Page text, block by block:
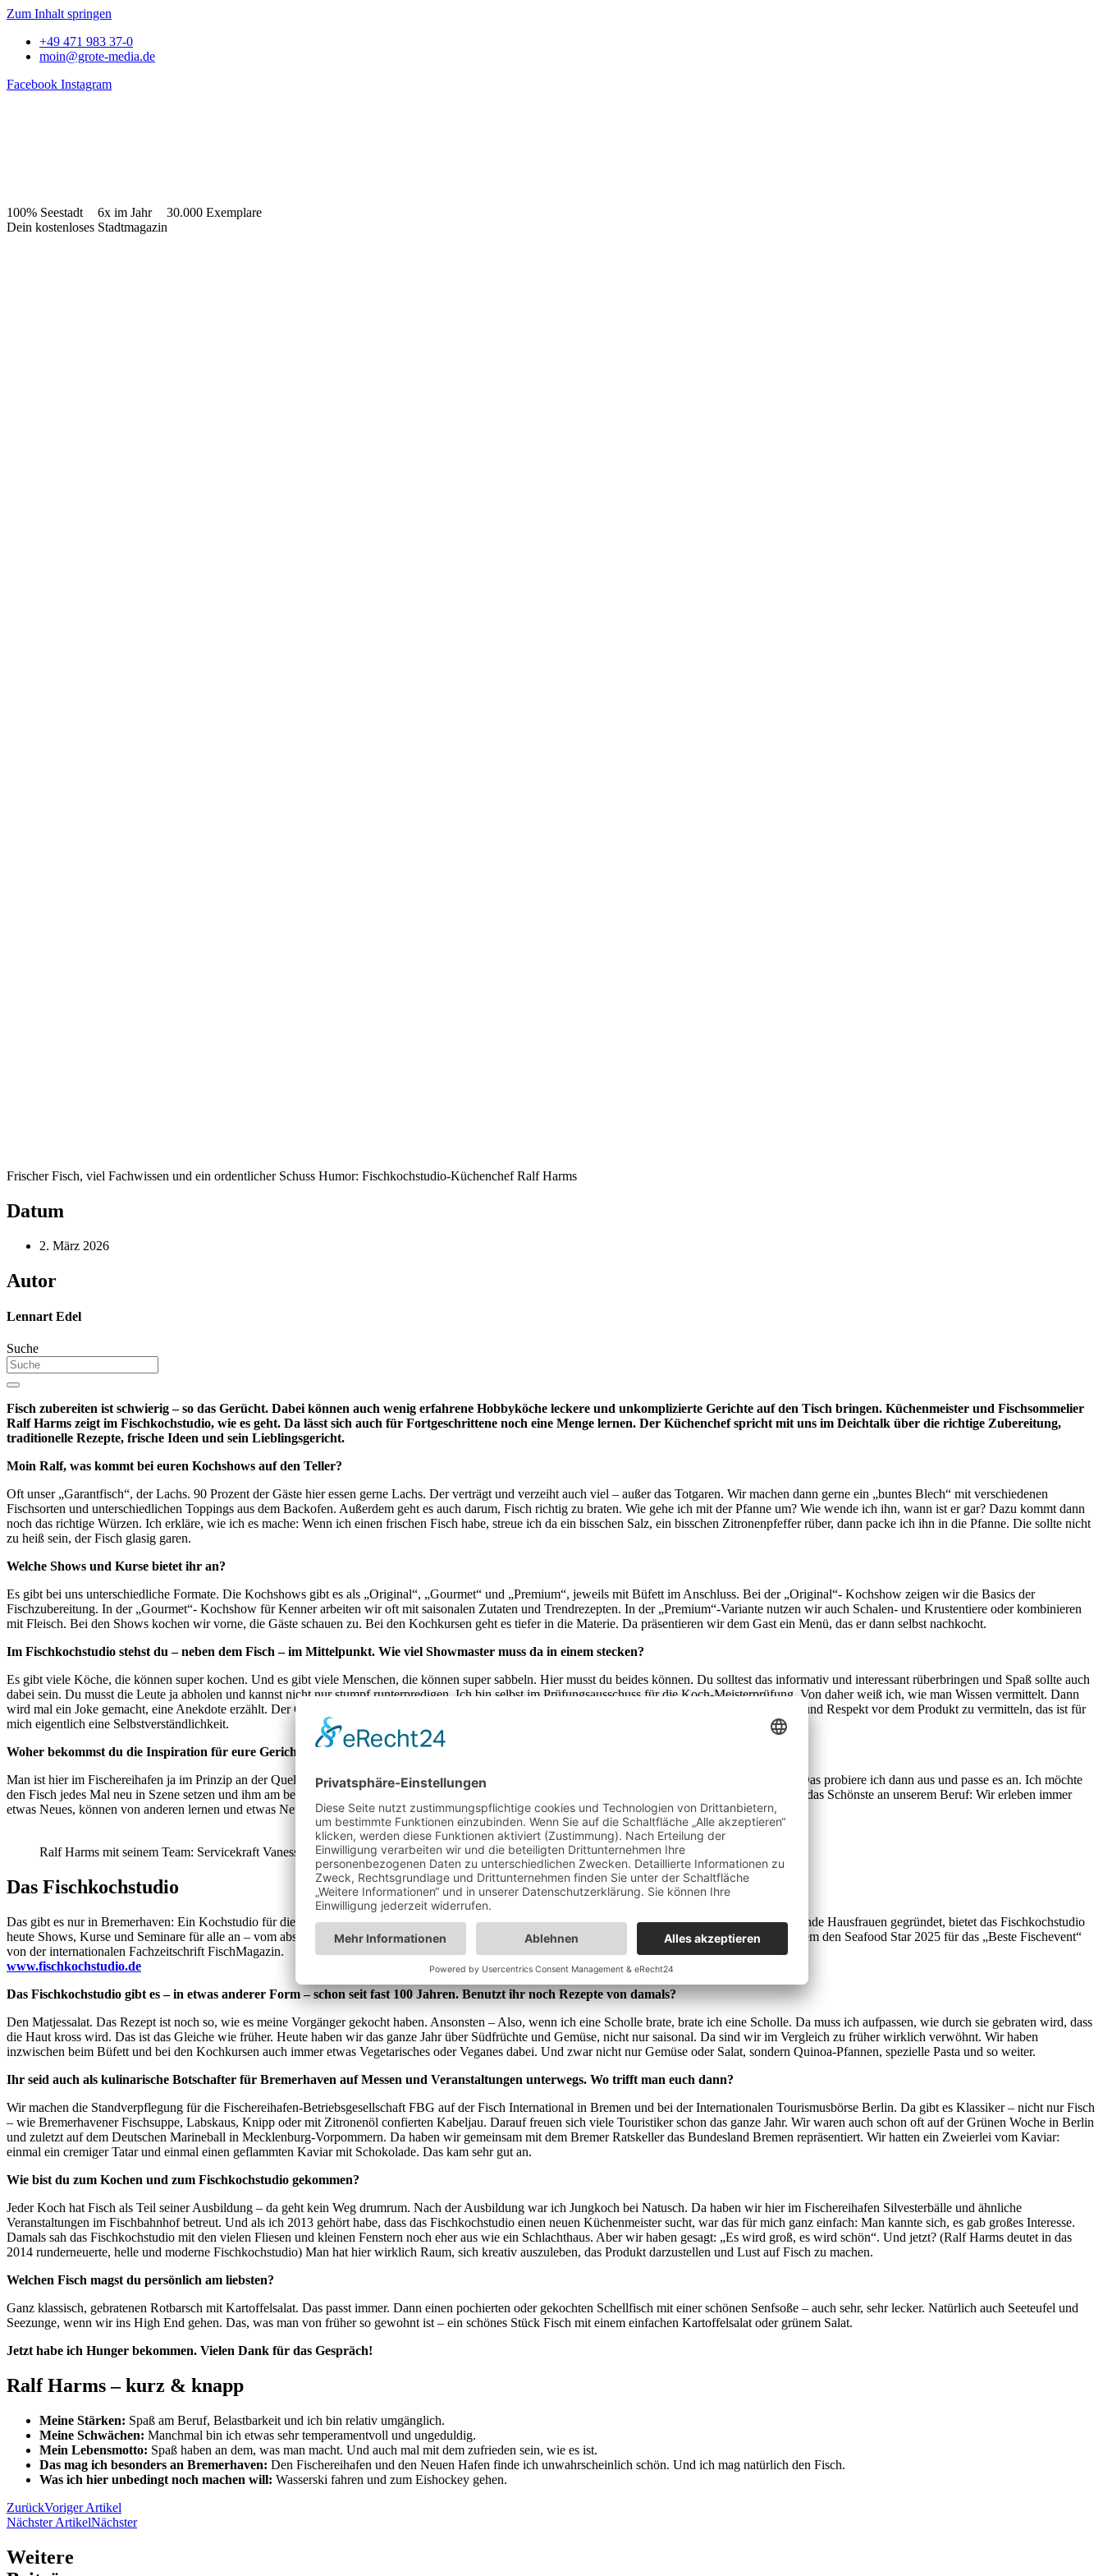
Zum Inhalt springen
+49 471 983 37-0
moin@grote-media.de
Facebook Instagram
100% Seestadt 6x im Jahr
30.000 Exemplare
Dein kostenloses Stadtmagazin
Frischer Fisch, viel Fachwissen und ein ordentlicher Schuss Humor: Fischkochstudio-Küchenchef Ralf Harms
Datum
2. März 2026
Autor
Lennart Edel
Suche
Fisch zubereiten ist schwierig – so das Gerücht. Dabei können auch wenig erfahrene Hobbyköche leckere und unkomplizierte Gerichte auf den Tisch bringen. Küchenmeister und Fischsommelier
Ralf Harms zeigt im Fischkochstudio, wie es geht. Da lässt sich auch für Fortgeschrittene noch eine Menge lernen. Der Küchenchef spricht mit uns im Deichtalk über die richtige Zubereitung,
traditionelle Rezepte, frische Ideen und sein Lieblingsgericht.
Moin Ralf, was kommt bei euren Kochshows auf den Teller?
Oft unser „Garantfisch“, der Lachs. 90 Prozent der Gäste hier essen gerne Lachs. Der verträgt und verzeiht auch viel – außer das Totgaren. Wir machen dann gerne ein „buntes Blech“ mit verschiedenen
Fischsorten und unterschiedlichen Toppings aus dem Backofen. Außerdem geht es auch darum, Fisch richtig zu braten. Wie gehe ich mit der Pfanne um? Wie wende ich ihn, wann ist er gar? Dazu kommt dann
noch das richtige Würzen. Ich erkläre, wie ich es mache: Wenn ich einen frischen Fisch habe, streue ich da ein bisschen Salz, ein bisschen Zitronenpfeffer rüber, dann packe ich ihn in die Pfanne. Die sollte nicht
zu heiß sein, der Fisch glasig garen.
Welche Shows und Kurse bietet ihr an?
Es gibt bei uns unterschiedliche Formate. Die Kochshows gibt es als „Original“, „Gourmet“ und „Premium“, jeweils mit Büfett im Anschluss. Bei der „Original“- Kochshow zeigen wir die Basics der
Fischzubereitung. In der „Gourmet“- Kochshow für Kenner arbeiten wir oft mit saisonalen Zutaten und Trendrezepten. In der „Premium“-Variante nutzen wir auch Schalen- und Krustentiere oder kombinieren
mit Fleisch. Bei den Shows kochen wir vorne, die Gäste schauen zu. Bei den Kochkursen geht es tiefer in die Materie. Da präsentieren wir dem Gast ein Menü, das er dann selbst nachkocht.
Im Fischkochstudio stehst du – neben dem Fisch – im Mittelpunkt. Wie viel Showmaster muss da in einem stecken?
Es gibt viele Köche, die können super kochen. Und es gibt viele Menschen, die können super sabbeln. Hier musst du beides können. Du solltest das informativ und interessant rüberbringen und Spaß sollte auch
dabei sein. Du musst die Leute ja abholen und kannst nicht nur stumpf runterpredigen. Ich bin selbst im Prüfungsausschuss für die Koch-Meisterprüfung. Von daher weiß ich, wie man Wissen vermittelt. Dann
wird mal ein Joke gemacht, eine Anekdote erzählt. Der Gast soll merken, dass man Freude an seiner Arbeit hat. Das Wissen mit Spaß, Liebe zum Produkt und Respekt vor dem Produkt zu vermitteln, das ist für
mich eigentlich eine Selbstverständlichkeit.
Woher bekommst du die Inspiration für eure Gerichte?
Man ist hier im Fischereihafen ja im Prinzip an der Quelle. Irgendwo sieht man immer was – bei Kollegen, im Restaurant, im Fernsehen oder im Internet. Das probiere ich dann aus und passe es an. Ich möchte
den Fisch jedes Mal neu in Szene setzen und ihm am besten eine eigene Note mitgeben – damit die Gäste denken: „Das ist mal was ganz anderes“. Das ist das Schönste an unserem Beruf: Wir erleben immer
etwas Neues, können von anderen lernen und etwas Neues kreieren.
Ralf Harms mit seinem Team: Servicekraft Vanessa Fabeck und Koch-Kollege Florian Zerbst. Foto Martina Buchholz
Das Fischkochstudio
Das gibt es nur in Bremerhaven: Ein Kochstudio für die leckere, gesunde und verantwortungsvolle Zubereitung von Fisch. 1927 als Lehrküche für angehende Hausfrauen gegründet, bietet das Fischkochstudio
heute Shows, Kurse und Seminare für alle an – vom absoluten Anfänger bis zum Profi. Mehr als 10.000 Gäste besuchen es pro Jahr. Es erhielt unter anderem den Seafood Star 2025 für das „Beste Fischevent“
von der internationalen Fachzeitschrift FischMagazin.
www.fischkochstudio.de
Das Fischkochstudio gibt es – in etwas anderer Form – schon seit fast 100 Jahren. Benutzt ihr noch Rezepte von damals?
Den Matjessalat. Das Rezept ist noch so, wie es meine Vorgänger gekocht haben. Ansonsten – Also, wenn ich eine Scholle brate, brate ich eine Scholle. Da muss ich aufpassen, wie durch sie gebraten wird, dass
die Haut kross wird. Das ist das Gleiche wie früher. Heute haben wir das ganze Jahr über Südfrüchte und Gemüse, nicht nur saisonal. Da sind wir im Vergleich zu früher wirklich verwöhnt. Wir haben
inzwischen beim Büfett und bei den Kochkursen auch immer etwas Vegetarisches oder Veganes dabei. Und zwar nicht nur Gemüse oder Salat, sondern Quinoa-Pfannen, spezielle Pasta und so weiter.
Ihr seid auch als kulinarische Botschafter für Bremerhaven auf Messen und Veranstaltungen unterwegs. Wo trifft man euch dann?
Wir machen die Standverpflegung für die Fischereihafen-Betriebsgesellschaft FBG auf der Fisch International in Bremen und bei der Internationalen Tourismusbörse Berlin. Da gibt es Klassiker – nicht nur Fisch
– wie Bremerhavener Fischsuppe, Labskaus, Knipp oder mit Zitronenöl confierten Kabeljau. Darauf freuen sich viele Touristiker schon das ganze Jahr. Wir waren auch schon oft auf der Grünen Woche in Berlin
und zuletzt auf dem Deutschen Marineball in Mecklenburg-Vorpommern. Da haben wir gemeinsam mit dem Bremer Ratskeller das Bundesland Bremen repräsentiert. Wir hatten ein Zweierlei vom Kaviar:
einmal ein cremiger Tatar und einmal einen geflammten Kaviar mit Schokolade. Das kam sehr gut an.
Wie bist du zum Kochen und zum Fischkochstudio gekommen?
Jeder Koch hat Fisch als Teil seiner Ausbildung – da geht kein Weg drumrum. Nach der Ausbildung war ich Jungkoch bei Natusch. Da haben wir hier im Fischereihafen Silvesterbälle und ähnliche
Veranstaltungen im Fischbahnhof betreut. Und als ich 2013 gehört habe, dass das Fischkochstudio einen neuen Küchenmeister sucht, war das für mich ganz einfach: Man kannte sich, es gab großes Interesse.
Damals sah das Fischkochstudio mit den vielen Fliesen und kleinen Fenstern noch eher aus wie ein Schlachthaus. Aber wir haben gesagt: „Es wird groß, es wird schön“. Und jetzt? (Ralf Harms deutet in das
2014 runderneuerte, helle und moderne Fischkochstudio) Man hat hier wirklich Raum, sich kreativ auszuleben, das Produkt darzustellen und Lust auf Fisch zu machen.
Welchen Fisch magst du persönlich am liebsten?
Ganz klassisch, gebratenen Rotbarsch mit Kartoffelsalat. Das passt immer. Dann einen pochierten oder gekochten Schellfisch mit einer schönen Senfsoße – auch sehr, sehr lecker. Natürlich auch Seeteufel und
Seezunge, wenn wir ins High End gehen. Das, was man von früher so gewohnt ist – ein schönes Stück Fisch mit einem einfachen Kartoffelsalat oder grünem Salat.
Jetzt habe ich Hunger bekommen. Vielen Dank für das Gespräch!
Ralf Harms – kurz & knapp
Meine Stärken: Spaß am Beruf, Belastbarkeit und ich bin relativ umgänglich.
Meine Schwächen: Manchmal bin ich etwas sehr temperamentvoll und ungeduldig.
Mein Lebensmotto: Spaß haben an dem, was man macht. Und auch mal mit dem zufrieden sein, wie es ist.
Das mag ich besonders an Bremerhaven: Den Fischereihafen und den Neuen Hafen finde ich unwahrscheinlich schön. Und ich mag natürlich den Fisch.
Was ich hier unbedingt noch machen will: Wasserski fahren und zum Eishockey gehen.
ZurückVoriger Artikel
Nächster ArtikelNächster
Weitere